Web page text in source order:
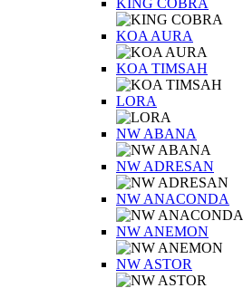
KING COBRA
KOA AURA
KOA TIMSAH
LORA
NW ABANA
NW ADRESAN
NW ANACONDA
NW ANEMON
NW ASTOR